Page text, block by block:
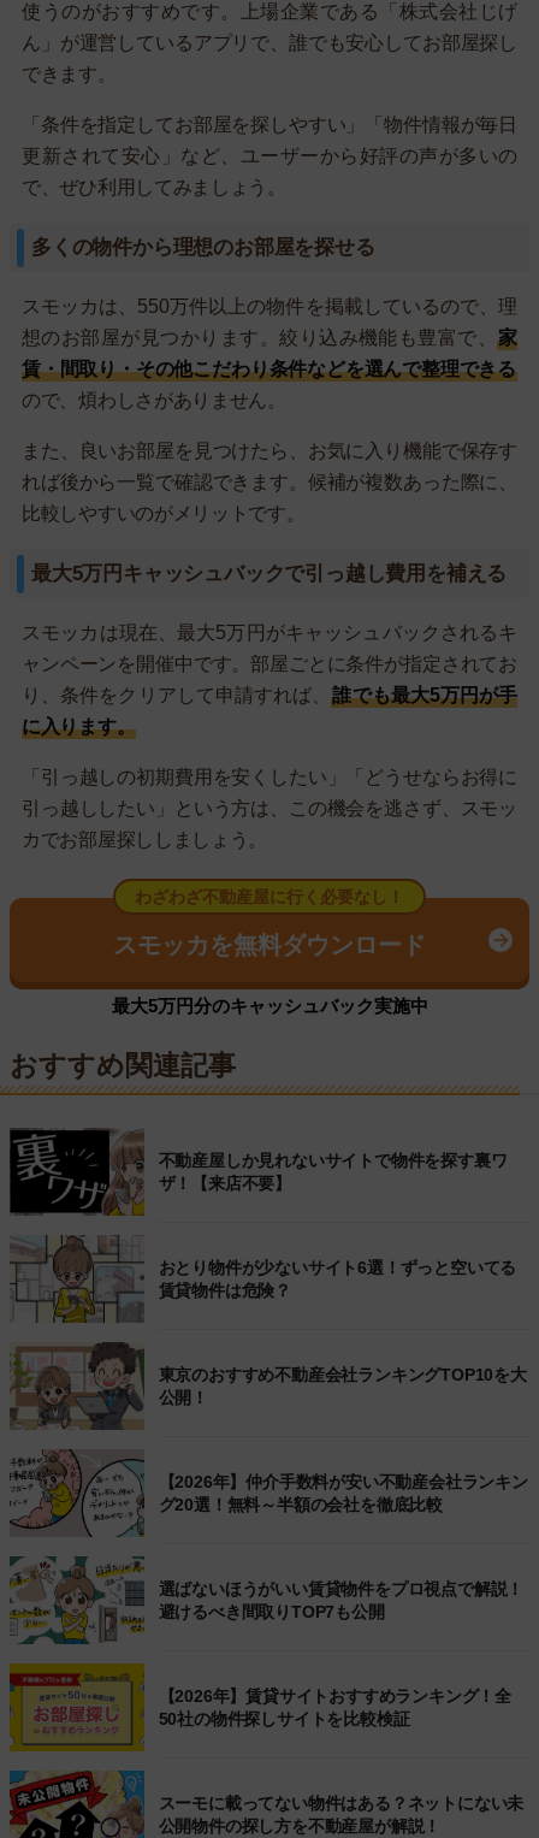
使うのがおすすめです。上場企業である「株式会社じげ
ん」が運営しているアプリで、誰でも安心してお部屋探し
できます。
「条件を指定してお部屋を探しやすい」「物件情報が毎日
更新されて安心」など、ユーザーから好評の声が多いの
で、ぜひ利用してみましょう。
多くの物件から理想のお部屋を探せる
スモッカは、550万件以上の物件を掲載しているので、理
想のお部屋が見つかります。絞り込み機能も豊富で、家
賃・間取り・その他こだわり条件などを選んで整理できる
ので、煩わしさがありません。
また、良いお部屋を見つけたら、お気に入り機能で保存す
れば後から一覧で確認できます。候補が複数あった際に、
比較しやすいのがメリットです。
最大5万円キャッシュバックで引っ越し費用を補える
スモッカは現在、最大5万円がキャッシュバックされるキ
ャンペーンを開催中です。部屋ごとに条件が指定されてお
り、条件をクリアして申請すれば、誰でも最大5万円が手
に入ります。
「引っ越しの初期費用を安くしたい」「どうせならお得に
引っ越ししたい」という方は、この機会を逃さず、スモッ
カでお部屋探ししましょう。
わざわざ不動産屋に行く必要なし！
スモッカを無料ダウンロード
最大5万円分のキャッシュバック実施中
おすすめ関連記事
不動産屋しか見れないサイトで物件を探す裏ワ
ザ！【来店不要】
おとり物件が少ないサイト6選！ずっと空いてる
賃貸物件は危険？
東京のおすすめ不動産会社ランキングTOP10を大
公開！
【2026年】仲介手数料が安い不動産会社ランキン
グ20選！無料～半額の会社を徹底比較
選ばないほうがいい賃貸物件をプロ視点で解説！
避けるべき間取りTOP7も公開
【2026年】賃貸サイトおすすめランキング！全
50社の物件探しサイトを比較検証
スーモに載ってない物件はある？ネットにない未
公開物件の探し方を不動産屋が解説！